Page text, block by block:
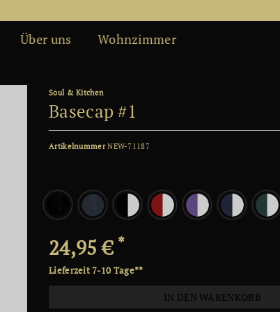
Über uns Wohnzimmer
Soul & Kitchen
Basecap #1
ArtikelnummerNEW-71187
24,95 € *
Lieferzeit 7-10 Tage**
IN DEN WARENKORB